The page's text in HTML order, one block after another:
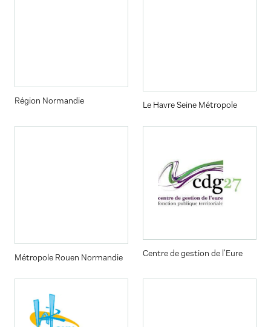
Région Normandie Le Havre Seine Métropole
Métropole Rouen Normandie Centre de gestion de l'Eure